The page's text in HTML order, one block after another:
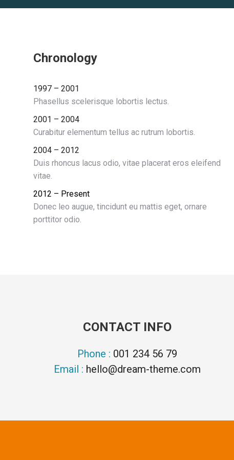
Chronology
1997 – 2001
Phasellus scelerisque lobortis lectus.
2001 – 2004
Curabitur elementum tellus ac rutrum lobortis.
2004 – 2012
Duis rhoncus lacus odio, vitae placerat eros eleifend
vitae.
2012 – Present
Donec leo augue, tincidunt eu mattis eget, ornare
porttitor odio.
CONTACT INFO
Phone : 001 234 56 79
Email : hello@dream-theme.com